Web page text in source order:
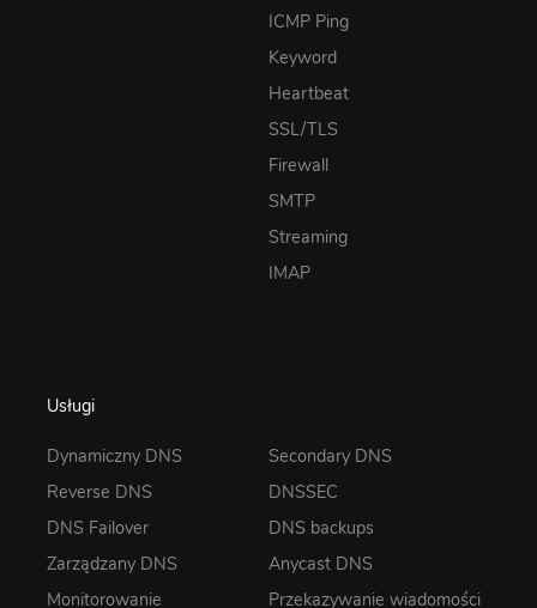
ICMP Ping
Keyword
Heartbeat
SSL/TLS
Firewall
SMTP
Streaming
IMAP
Usługi
Dynamiczny DNS
Reverse DNS
DNS Failover
Zarządzany DNS
Monitorowanie
Secondary DNS
DNSSEC
DNS backups
Anycast DNS
Przekazywanie wiadomości